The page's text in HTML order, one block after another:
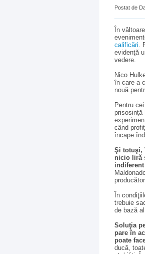
Postat de
În
calificări.
evidenţă
vedere.
Nico
în care a
nouă
Pentru
prisosinţă
când
încape
Şi totuşi,
nicio liră
În
trebuie
de bază
Soluţia
pare în
poate
ducă,